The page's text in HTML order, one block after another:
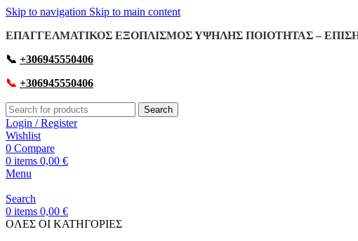
Skip to navigation Skip to main content
ΕΠΑΓΓΕΛΜΑΤΙΚΟΣ ΕΞΟΠΛΙΣΜΟΣ ΥΨΗΛΗΣ ΠΟΙΟΤΗΤΑΣ –
📞 +306945550406
📞 +306945550406
Search
Login / Register
Wishlist
0 Compare
0 items 0,00 €
Menu
Search
0 items 0,00 €
OΛΕΣ ΟΙ ΚΑΤΗΓΟΡΙΕΣ